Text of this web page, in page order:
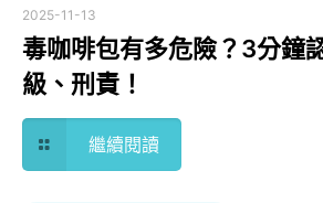
2025-11-13
毒咖啡包有多危險？3分鐘
級、刑責！
繼續閱讀